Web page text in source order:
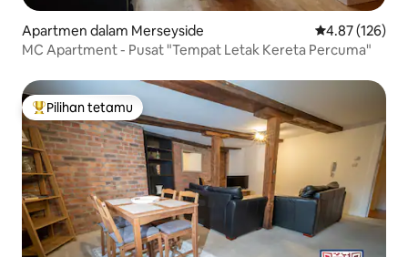
Apartmen dalam Merseyside Penarafan
4.87 (126)
MC Apartment - Pusat "Tempat Letak Kereta Percuma"
Pilihan utama tetamu
Pilihan tetamu